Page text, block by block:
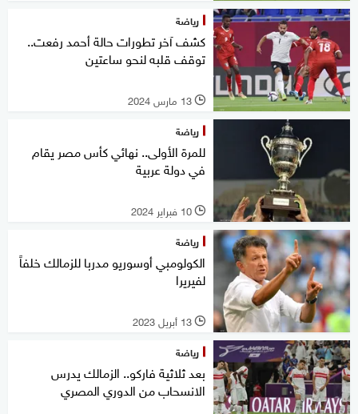
رياضة
كشف آخر تطورات حالة أحمد رفعت..
توقف قلبه لنحو ساعتين
l 13 مارس 2024
رياضة
للمرة الأولى.. نهائي كأس مصر يقام
في دولة عربية
l 10 فبراير 2024
رياضة
الكولومبي أوسوريو مدربا للزمالك خلفاً
لفيريرا
l 13 أبريل 2023
رياضة
بعد ثلاثية فاركو.. الزمالك يدرس
الانسحاب من الدوري المصري